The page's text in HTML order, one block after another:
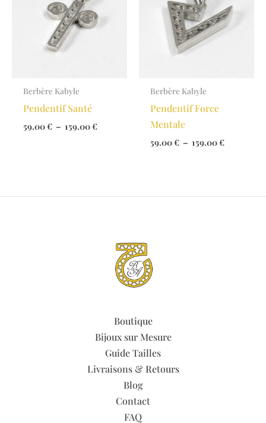
Berbère Kabyle
Pendentif Santé
59.00€ – 159.00€Plage
Berbère Kabyle
Pendentif Force
Mentale
59.00€ – 159.00€Plage
159.00 €
Boutique
Bijoux sur Mesure
Guide Tailles
Livraisons & Retours
Blog
Contact
FAQ